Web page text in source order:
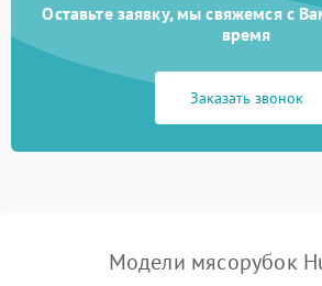
Оставьте заявку, мы свяжемся с
время
Заказать звонок
Модели мясорубок